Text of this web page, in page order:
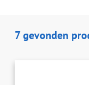
7 gevonden